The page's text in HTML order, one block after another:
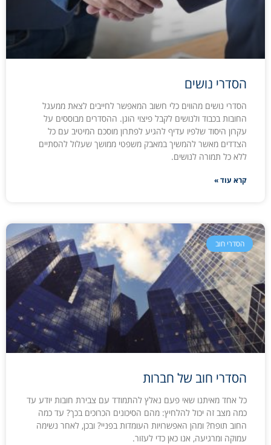
הסדרי נושים
הסדרי נושים מהווים כלי חשוב המאפשר לחייבים לצאת ממעגל
החובות בכבוד ולנושים לקבל פיצוי הוגן. ההסדרים מבוססים על
עקרון היסוד שלפיו עדיף להגיע לפתרון מוסכם המיטיב עם כל
הצדדים מאשר להמשיך במאבק משפטי ממושך שעלול להסתיים
ללא כל תמורה לנושים.
קרא עוד »
הסדרי חוב
הסדרי חוב של חברות
כל אחד מאיתנו שאי פעם נאלץ להתמודד עם צבירת חובות יודע עד
כמה מצב זה יכול להלחיץ: מהם הסיכונים הכרוכים בכך? עד כמה
החוב תופח? ומהן האפשרויות העומדות בפניי? ובכן, לאחר נשימה
עמוקה ומרגיעה, אנו כאן כדי לעזור.